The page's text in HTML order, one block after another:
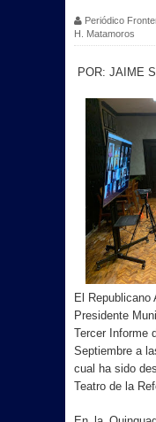
Periódico
H. Matamoros
POR: JAIME
El Republicano
Presidente
Tercer Informe
Septiembre a
cual ha sido
Teatro de la